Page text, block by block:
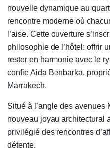
nouvelle dynamique au
rencontre moderne où
l’aise. Cette ouverture
philosophie de l’hôtel: offrir
rester en harmonie avec le
confie Aida Benbarka,
Marrakech.
Situé à l’angle des avenues
nouveau joyau architectural
privilégié des rencontres
détente.